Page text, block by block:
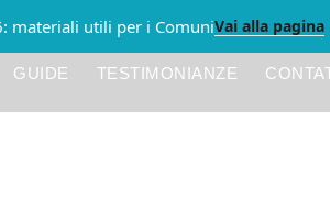
materiali utili per i ComuniVai alla pagina
GUIDE TESTIMONIANZE